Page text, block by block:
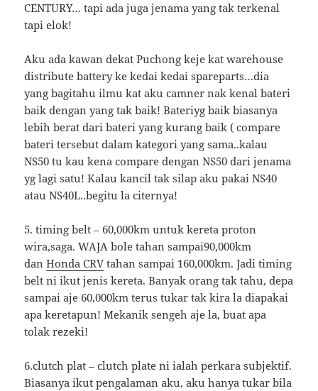
CENTURY… tapi ada juga jenama yang tak terkenal
tapi elok!
Aku ada kawan dekat Puchong keje kat warehouse
distribute battery ke kedai kedai spareparts…dia
yang bagitahu ilmu kat aku camner nak kenal bateri
baik dengan yang tak baik! Bateriyg baik biasanya
lebih berat dari bateri yang kurang baik ( compare
bateri tersebut dalam kategori yang sama..kalau
NS50 tu kau kena compare dengan NS50 dari jenama
yg lagi satu! Kalau kancil tak silap aku pakai NS40
atau NS40L..begitu la citernya!
5. timing belt – 60,000km untuk kereta proton
wira,saga. WAJA bole tahan sampai90,000km
danHonda CRV tahan sampai 160,000km. Jadi timing
belt ni ikut jenis kereta. Banyak orang tak tahu, depa
sampai aje 60,000km terus tukar tak kira la diapakai
apa keretapun! Mekanik sengeh aje la, buat apa
tolak rezeki!
6.clutch plat – clutch plate ni ialah perkara subjektif.
Biasanya ikut pengalaman aku, aku hanya tukar bila